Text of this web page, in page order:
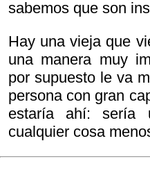
sabemos que son
Hay una vieja que
una manera muy
por supuesto le va
persona con gran
estaría ahí: sería
cualquier cosa